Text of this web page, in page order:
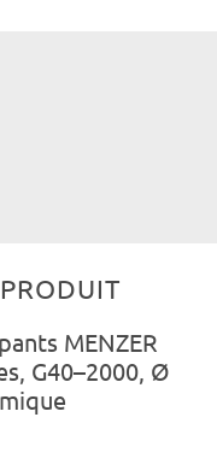
MENZER
G40–2000, Ø